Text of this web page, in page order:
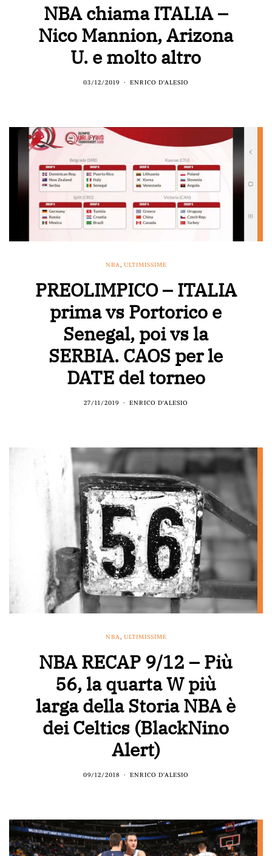
NBA chiama ITALIA –
Nico Mannion, Arizona
U. e molto altro
03/12/2019 ENRICO D'ALESIO
NBA, ULTIMISSIME
PREOLIMPICO – ITALIA
prima vs Portorico e
Senegal, poi vs la
SERBIA. CAOS per le
DATE del torneo
27/11/2019 ENRICO D'ALESIO
NBA, ULTIMISSIME
NBA RECAP 9/12 – Più
56, la quarta W più
larga della Storia NBA è
dei Celtics (BlackNino
Alert)
09/12/2018 ENRICO D'ALESIO